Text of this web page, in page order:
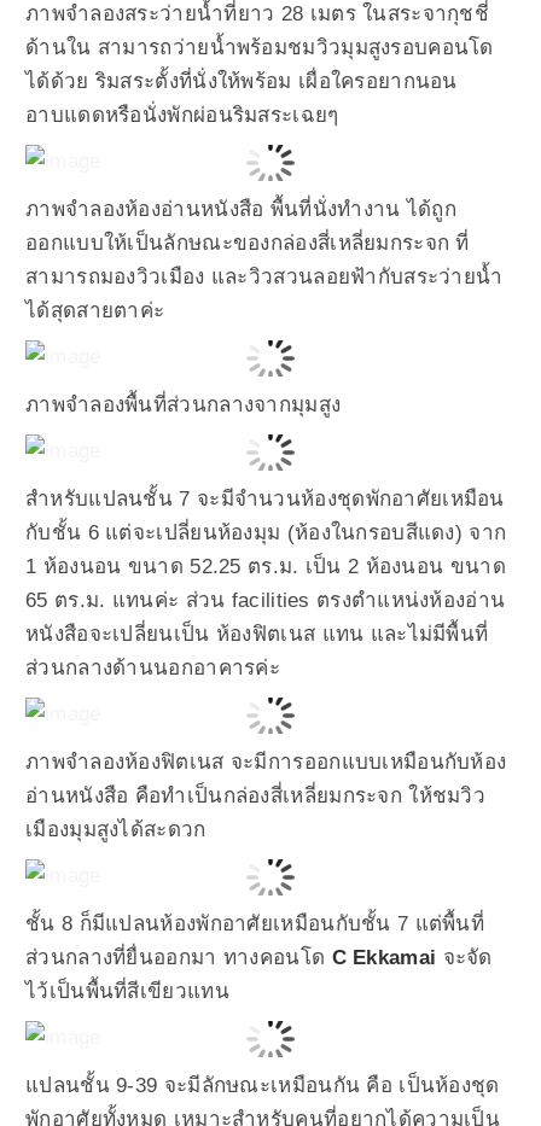
ภาพจำลองสระว่ายน้ำที่ยาว 28 เมตร ในสระจากุชชี่
ด้านใน สามารถว่ายน้ำพร้อมชมวิวมุมสูงรอบคอนโด
ได้ด้วย ริมสระตั้งที่นั่งให้พร้อม เผื่อใครอยากนอน
อาบแดดหรือนั่งพักผ่อนริมสระเฉยๆ
ภาพจำลองห้องอ่านหนังสือ พื้นที่นั่งทำงาน ได้ถูก
ออกแบบให้เป็นลักษณะของกล่องสี่เหลี่ยมกระจก ที่
สามารถมองวิวเมือง และวิวสวนลอยฟ้ากับสระว่ายน้ำ
ได้สุดสายตาค่ะ
ภาพจำลองพื้นที่ส่วนกลางจากมุมสูง
สำหรับแปลนชั้น 7 จะมีจำนวนห้องชุดพักอาศัยเหมือน
กับชั้น 6 แต่จะเปลี่ยนห้องมุม (ห้องในกรอบสีแดง) จาก
1 ห้องนอน ขนาด 52.25 ตร.ม. เป็น 2 ห้องนอน ขนาด
65 ตร.ม. แทนค่ะ ส่วน facilities ตรงตำแหน่งห้องอ่าน
หนังสือจะเปลี่ยนเป็น ห้องฟิตเนส แทน และไม่มีพื้นที่
ส่วนกลางด้านนอกอาคารค่ะ
ภาพจำลองห้องฟิตเนส จะมีการออกแบบเหมือนกับห้อง
อ่านหนังสือ คือทำเป็นกล่องสี่เหลี่ยมกระจก ให้ชมวิว
เมืองมุมสูงได้สะดวก
ชั้น 8 ก็มีแปลนห้องพักอาศัยเหมือนกับชั้น 7 แต่พื้นที่
ส่วนกลางที่ยื่นออกมา ทางคอนโด C Ekkamai จะจัด
ไว้เป็นพื้นที่สีเขียวแทน
แปลนชั้น 9-39 จะมีลักษณะเหมือนกัน คือ เป็นห้องชุด
พักอาศัยทั้งหมด เหมาะสำหรับคนที่อยากได้ความเป็น